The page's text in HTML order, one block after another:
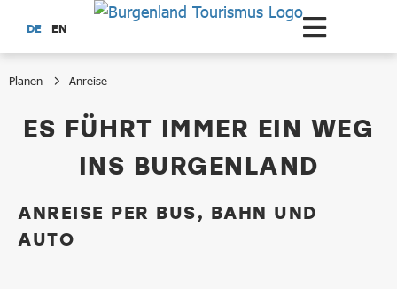
Zum Hauptinhalt springen
DE EN
Planen Anreise
AnreiseES FÜHRT IMMER EIN WEG
INS BURGENLAND
ANREISE PER BUS, BAHN UND
AUTO